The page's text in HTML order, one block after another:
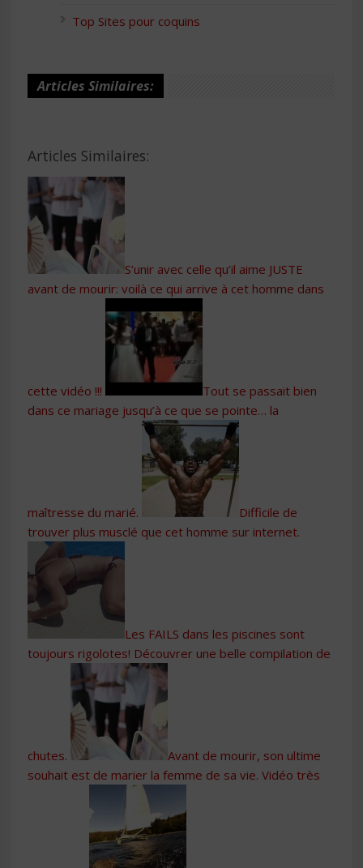
Top Sites pour coquins
Articles Similaires:
Articles Similaires:
S’unir avec celle qu’il aime JUSTE
avant de mourir: voilà ce qui arrive à cet homme dans
cette vidéo !!!
Tout se passait bien
dans ce mariage jusqu’à ce que se pointe… la
maîtresse du marié.
Difficile de
trouver plus musclé que cet homme sur internet.
Les FAILS dans les piscines sont
toujours rigolotes! Découvrer une belle compilation de
chutes.
Avant de mourir, son ultime
souhait est de marier la femme de sa vie. Vidéo très